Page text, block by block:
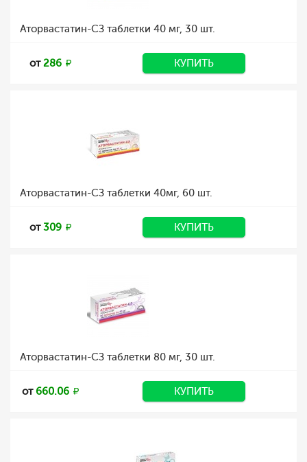
Аторвастатин-СЗ таблетки 40 мг, 30 шт.
от286 КУПИТЬ
Аторвастатин-СЗ таблетки 40мг, 60 шт.
от309 КУПИТЬ
Аторвастатин-СЗ таблетки 80 мг, 30 шт.
от660.06 КУПИТЬ